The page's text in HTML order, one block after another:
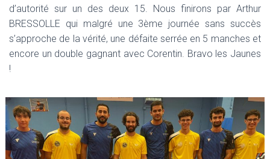
d’autorité sur un des deux 15. Nous finirons par Arthur
BRESSOLLE qui malgré une 3ème journée sans succès
s’approche de la vérité, une défaite serrée en 5 manches et
encore un double gagnant avec Corentin. Bravo les Jaunes
!